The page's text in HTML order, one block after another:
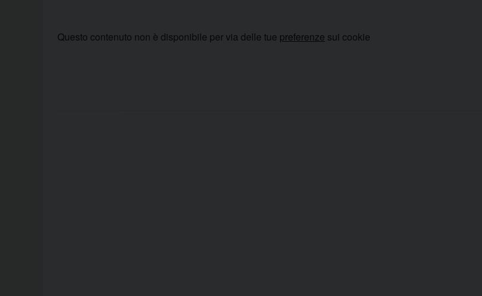
Questo contenuto non è disponibile per via delle tue preferenze sui cookie